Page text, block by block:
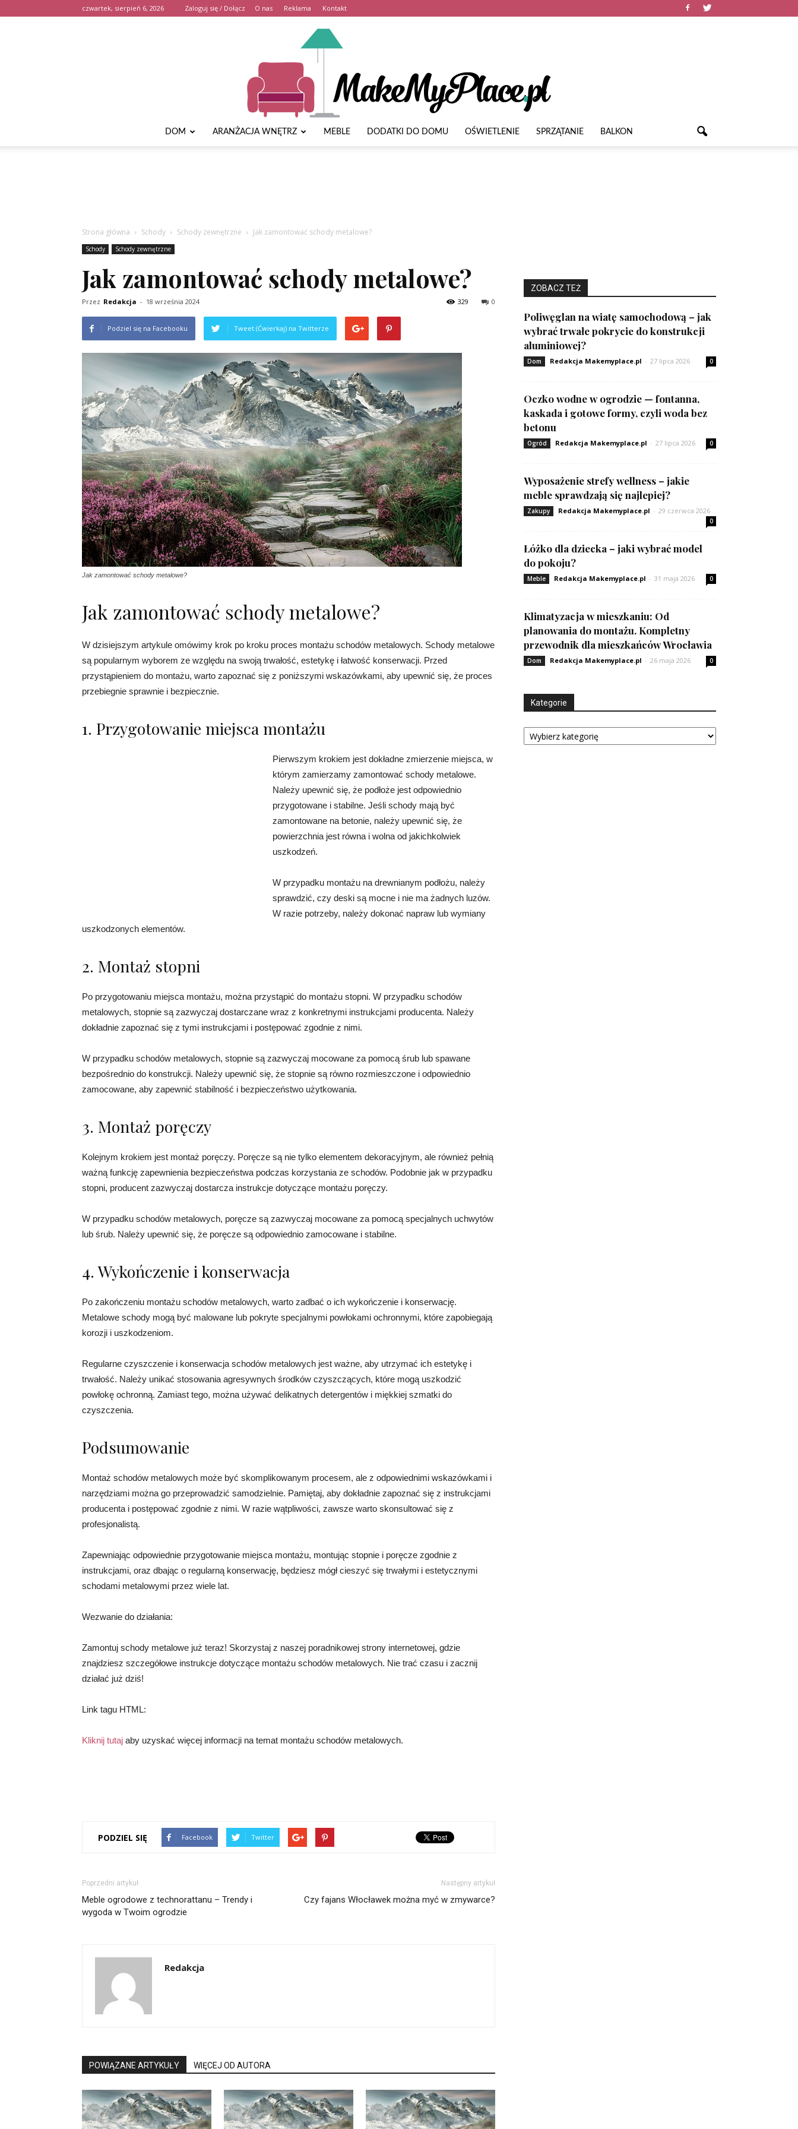
czwartek, sierpień 6, 2026 Zaloguj się / Dołącz O nas Reklama Kontakt
DOM ARANŻACJA WNĘTRZ MEBLE DODATKI DO DOMU OŚWIETLENIE SPRZĄTANIE BALKON
Strona główna Schody Schody zewnętrzne Jak zamontować schody metalowe?
Schody Schody zewnętrzne
Jak zamontować schody metalowe?
Przez Redakcja - 18 września 2024 0
329
Podziel się na Facebooku Tweet (Ćwierkaj) na Twitterze
Jak zamontować schody metalowe?
Jak zamontować schody metalowe?
W dzisiejszym artykule omówimy krok po kroku proces montażu schodów metalowych. Schody metalowe
są popularnym wyborem ze względu na swoją trwałość, estetykę i łatwość konserwacji. Przed
przystąpieniem do montażu, warto zapoznać się z poniższymi wskazówkami, aby upewnić się, że proces
przebiegnie sprawnie i bezpiecznie.
1. Przygotowanie miejsca montażu
Pierwszym krokiem jest dokładne zmierzenie miejsca, w
którym zamierzamy zamontować schody metalowe.
Należy upewnić się, że podłoże jest odpowiednio
przygotowane i stabilne. Jeśli schody mają być
zamontowane na betonie, należy upewnić się, że
powierzchnia jest równa i wolna od jakichkolwiek
uszkodzeń.
W przypadku montażu na drewnianym podłożu, należy
sprawdzić, czy deski są mocne i nie ma żadnych luzów.
W razie potrzeby, należy dokonać napraw lub wymiany
uszkodzonych elementów.
2. Montaż stopni
Po przygotowaniu miejsca montażu, można przystąpić do montażu stopni. W przypadku schodów
metalowych, stopnie są zazwyczaj dostarczane wraz z konkretnymi instrukcjami producenta. Należy
dokładnie zapoznać się z tymi instrukcjami i postępować zgodnie z nimi.
W przypadku schodów metalowych, stopnie są zazwyczaj mocowane za pomocą śrub lub spawane
bezpośrednio do konstrukcji. Należy upewnić się, że stopnie są równo rozmieszczone i odpowiednio
zamocowane, aby zapewnić stabilność i bezpieczeństwo użytkowania.
3. Montaż poręczy
Kolejnym krokiem jest montaż poręczy. Poręcze są nie tylko elementem dekoracyjnym, ale również pełnią
ważną funkcję zapewnienia bezpieczeństwa podczas korzystania ze schodów. Podobnie jak w przypadku
stopni, producent zazwyczaj dostarcza instrukcje dotyczące montażu poręczy.
W przypadku schodów metalowych, poręcze są zazwyczaj mocowane za pomocą specjalnych uchwytów
lub śrub. Należy upewnić się, że poręcze są odpowiednio zamocowane i stabilne.
4. Wykończenie i konserwacja
Po zakończeniu montażu schodów metalowych, warto zadbać o ich wykończenie i konserwację.
Metalowe schody mogą być malowane lub pokryte specjalnymi powłokami ochronnymi, które zapobiegają
korozji i uszkodzeniom.
Regularne czyszczenie i konserwacja schodów metalowych jest ważne, aby utrzymać ich estetykę i
trwałość. Należy unikać stosowania agresywnych środków czyszczących, które mogą uszkodzić
powłokę ochronną. Zamiast tego, można używać delikatnych detergentów i miękkiej szmatki do
czyszczenia.
Podsumowanie
Montaż schodów metalowych może być skomplikowanym procesem, ale z odpowiednimi wskazówkami i
narzędziami można go przeprowadzić samodzielnie. Pamiętaj, aby dokładnie zapoznać się z instrukcjami
producenta i postępować zgodnie z nimi. W razie wątpliwości, zawsze warto skonsultować się z
profesjonalistą.
Zapewniając odpowiednie przygotowanie miejsca montażu, montując stopnie i poręcze zgodnie z
instrukcjami, oraz dbając o regularną konserwację, będziesz mógł cieszyć się trwałymi i estetycznymi
schodami metalowymi przez wiele lat.
Wezwanie do działania:
Zamontuj schody metalowe już teraz! Skorzystaj z naszej poradnikowej strony internetowej, gdzie
znajdziesz szczegółowe instrukcje dotyczące montażu schodów metalowych. Nie trać czasu i zacznij
działać już dziś!
Link tagu HTML:
Kliknij tutaj aby uzyskać więcej informacji na temat montażu schodów metalowych.
PODZIEL SIĘ Facebook Twitter
Poprzedni artykuł
Meble ogrodowe z technorattanu – Trendy i
wygoda w Twoim ogrodzie
Następny artykuł
Czy fajans Włocławek można myć w zmywarce?
Redakcja
POWIĄZANE ARTYKUŁY WIĘCEJ OD AUTORA
ZOBACZ TEŻ
Poliwęglan na wiatę samochodową – jak
wybrać trwałe pokrycie do konstrukcji
aluminiowej?
Dom Redakcja Makemyplace.pl - 27 lipca 2026 0
Oczko wodne w ogrodzie — fontanna,
kaskada i gotowe formy, czyli woda bez
betonu
Ogród Redakcja Makemyplace.pl - 27 lipca 2026 0
Wyposażenie strefy wellness – jakie
meble sprawdzają się najlepiej?
Zakupy Redakcja Makemyplace.pl - 29 czerwca 2026
0
Łóżko dla dziecka – jaki wybrać model
do pokoju?
Meble Redakcja Makemyplace.pl - 31 maja 2026 0
Klimatyzacja w mieszkaniu: Od
planowania do montażu. Kompletny
przewodnik dla mieszkańców Wrocławia
Dom Redakcja Makemyplace.pl - 26 maja 2026 0
Kategorie
Kategorie